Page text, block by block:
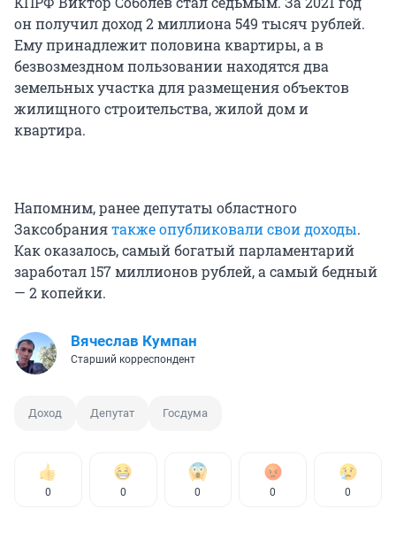
он получил доход 2 миллиона 549 тысяч рублей.
Ему принадлежит половина квартиры, а в
безвозмездном пользовании находятся два
земельных участка для размещения объектов
жилищного строительства, жилой дом и
квартира.
Напомним, ранее депутаты областного
Заксобраниятакже опубликовали свои доходы.
Как оказалось, самый богатый парламентарий
заработал 157 миллионов рублей, а самый бедный
— 2 копейки.
Вячеслав Кумпан
Старший корреспондент
Доход Депутат Госдума
0 0 0 0 0